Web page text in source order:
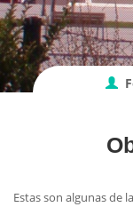
Estas son algunas de